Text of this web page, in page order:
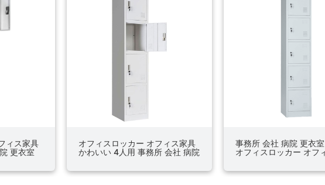
ィス家具
更衣室
オフィスロッカー オフィス家具
かわいい 4人用 事務所 会社 病院
事務所 会社 病院 更衣
オフィスロッカー オフ